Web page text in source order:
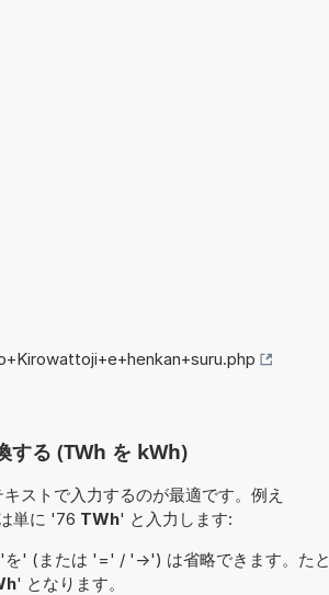
する (TWh を kWh)
ストで入力するのが最適です。例え
単に '76 TWh' と入力します:
を' (または '=' / '->') は省略できます。たと
' となります。